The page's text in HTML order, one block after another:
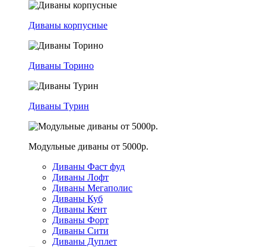
Диваны корпусные
Диваны Торино
Диваны Турин
Модульные диваны от 5000р.
Диваны Фаст фуд
Диваны Лофт
Диваны Мегаполис
Диваны Куб
Диваны Кент
Диваны Форт
Диваны Сити
Диваны Дуплет